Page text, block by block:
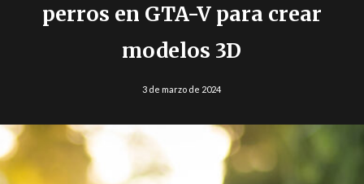
perros en GTA-V para crear
modelos 3D
3 de marzo de 2024